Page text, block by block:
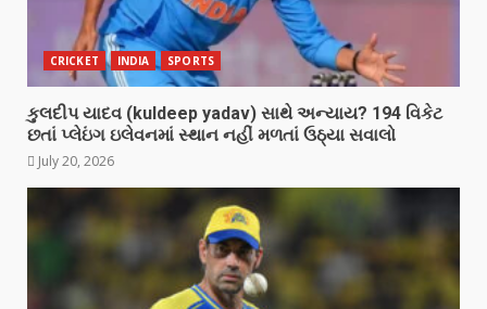
CRICKET INDIA SPORTS
કુલદીપ યાદવ (kuldeep yadav) સાથે અન્યાય? 194 વિકેટ
છતાં પ્લેઇંગ ઇલેવનમાં સ્થાન નહીં મળતાં ઉઠ્યા સવાલો
July 20, 2026